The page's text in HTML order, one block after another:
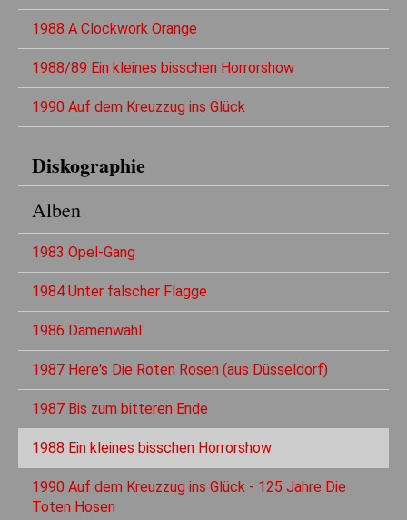
1988 A Clockwork Orange
1988/89 Ein kleines bisschen Horrorshow
1990 Auf dem Kreuzzug ins Glück
Diskographie
Alben
1983 Opel-Gang
1984 Unter falscher Flagge
1986 Damenwahl
1987 Here's Die Roten Rosen (aus Düsseldorf)
1987 Bis zum bitteren Ende
1988 Ein kleines bisschen Horrorshow
1990 Auf dem Kreuzzug ins Glück - 125 Jahre Die
Toten Hosen